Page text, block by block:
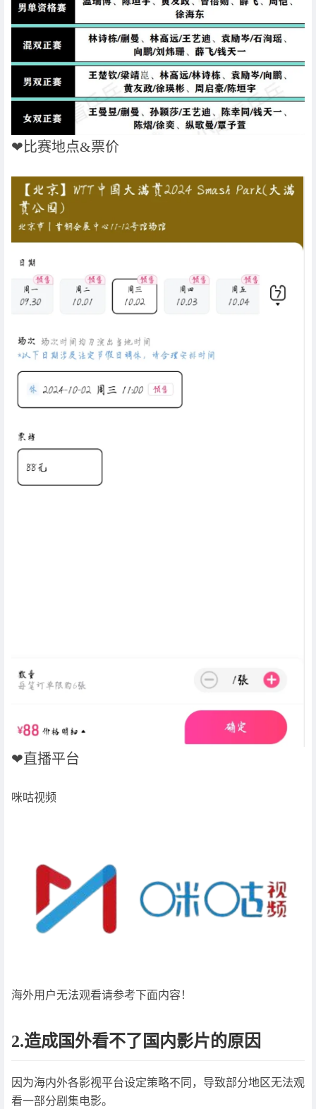
❤比赛地点&票价
❤直播平台
咪咕视频
海外用户无法观看请参考下面内容！
2.造成国外看不了国内影片的原因
因为海内外各影视平台设定策略不同，导致部分地区无法观
看一部分剧集电影。